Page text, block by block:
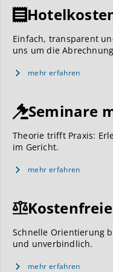
Einfach, transparent
uns um die
mehr erfahren
Seminare
Theorie trifft Praxis:
im Gericht.
mehr erfahren
Schnelle Orientierung
und unverbindlich.
mehr erfahren